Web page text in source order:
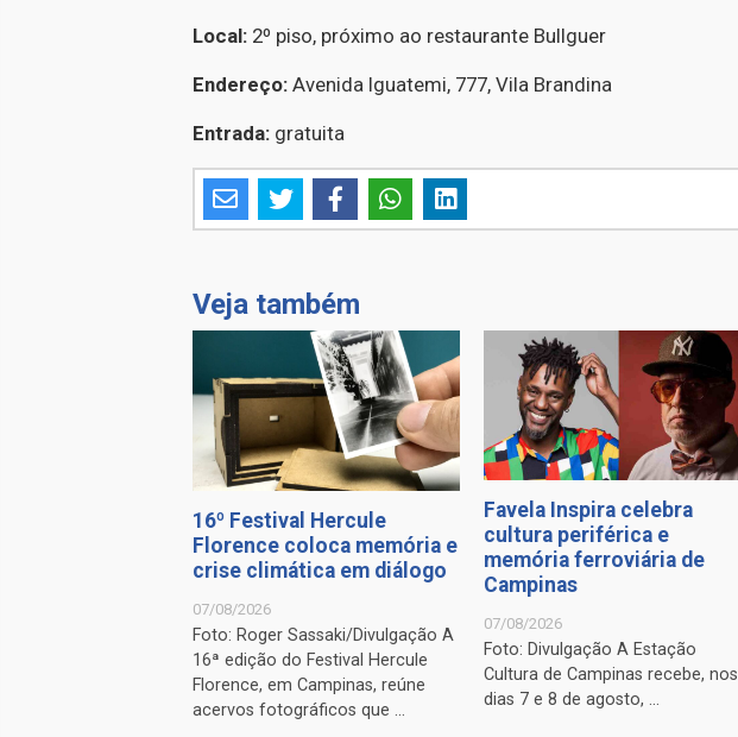
Local: 2º piso, próximo ao restaurante Bullguer
Endereço: Avenida Iguatemi, 777, Vila Brandina
Entrada: gratuita
Veja também
16º Festival Hercule
Florence coloca memória e
crise climática em diálogo
07/08/2026
Foto: Roger Sassaki/Divulgação A
16ª edição do Festival Hercule
Florence, em Campinas, reúne
acervos fotográficos que ...
Favela Inspira celebra
cultura periférica e
memória ferroviária de
Campinas
07/08/2026
Foto: Divulgação A Estação
Cultura de Campinas recebe, nos
dias 7 e 8 de agosto, ...